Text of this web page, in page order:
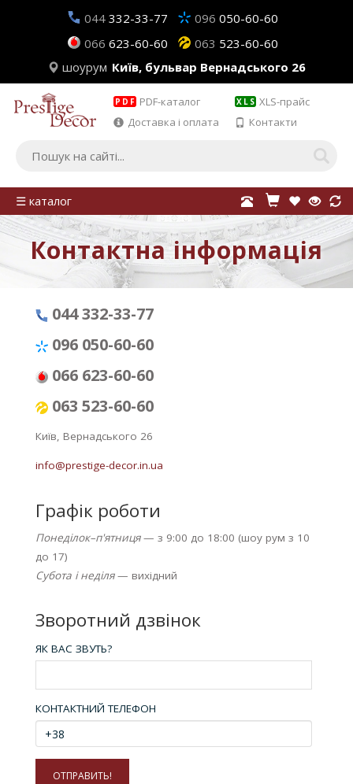
044 332-33-77 096 050-60-60
066 623-60-60 063 523-60-60
шоурум Київ, бульвар Вернадського 26
PDF PDF-каталог XLS XLS-прайс
Доставка і оплата
Контакти
☰ каталог
Контактна інформація
044 332-33-77
096 050-60-60
066 623-60-60
063 523-60-60
Київ, Вернадського 26
info@prestige-decor.in.ua
Графік роботи
Понеділок–п'ятниця— з 9:00 до 18:00 (шоу рум з 10
до 17)
Субота і неділя— вихідний
Зворотний дзвінок
ЯК ВАС ЗВУТЬ?
КОНТАКТНИЙ ТЕЛЕФОН
+38